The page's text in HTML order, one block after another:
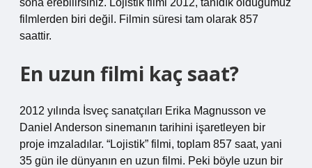
sona erebilirsiniz. Lojistik filmi 2012, tanıdık olduğumuz
filmlerden biri değil. Filmin süresi tam olarak 857
saattir.
En uzun filmi kaç saat?
2012 yılında İsveç sanatçıları Erika Magnusson ve
Daniel Anderson sinemanın tarihini işaretleyen bir
proje imzaladılar. “Lojistik” filmi, toplam 857 saat, yani
35 gün ile dünyanın en uzun filmi. Peki böyle uzun bir